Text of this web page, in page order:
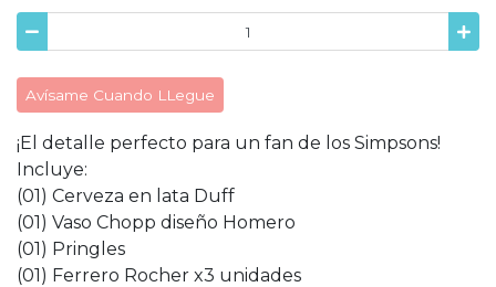
Avísame Cuando LLegue
¡El detalle perfecto para un fan de los Simpsons!
Incluye:
(01) Cerveza en lata Duff
(01) Vaso Chopp diseño Homero
(01) Pringles
(01) Ferrero Rocher x3 unidades